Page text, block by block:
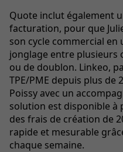
Quote inclut également
facturation, pour que
son cycle commercial en
jonglage entre plusieurs
ou de doublon. Linkeo,
TPE/PME depuis plus de
Poissy avec un
solution est disponible à
des frais de création de
rapide et mesurable
chaque semaine.